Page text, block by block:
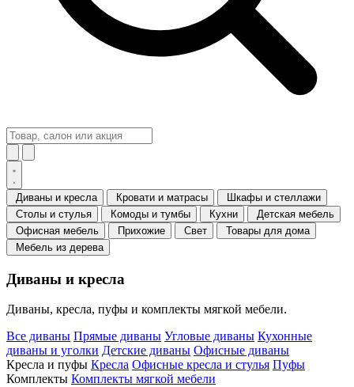
Диваны и кресла Кровати и матрасы
Шкафы и стеллажи
Столы и стулья
Комоды и тумбы Кухни
Детская мебель
Офисная мебель
Прихожие Свет
Товары для дома
Мебель из дерева
Диваны и кресла
Диваны, кресла, пуфы и комплекты мягкой мебели.
Все диваны Прямые диваны Угловые диваны Кухонные
диваны и уголки Детские диваны Офисные диваны
Кресла и пуфы Кресла Офисные кресла и стулья Пуфы
Комплекты Комплекты мягкой мебели